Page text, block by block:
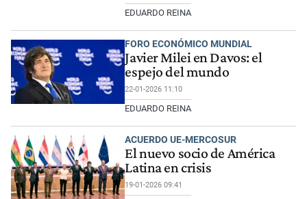
EDUARDO REINA
FORO ECONÓMICO MUNDIAL
Javier Milei en Davos: el
espejo del mundo
22-01-2026 11:10
EDUARDO REINA
ACUERDO UE-MERCOSUR
El nuevo socio de América
Latina en crisis
19-01-2026 09:41